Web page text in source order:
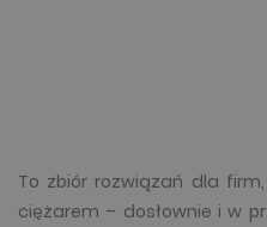
To zbiór rozwiązań dla
ciężarem – dosłownie i w